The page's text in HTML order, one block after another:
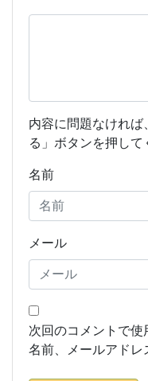
内容に問題なけれ
る」ボタンを押して
名前
メール
次回のコメントで
名前、メールアドレ